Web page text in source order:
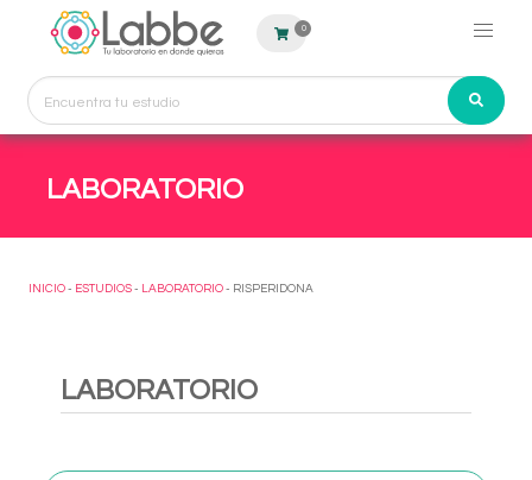
0
LABORATORIO
INICIO - ESTUDIOS - LABORATORIO - RISPERIDONA
LABORATORIO